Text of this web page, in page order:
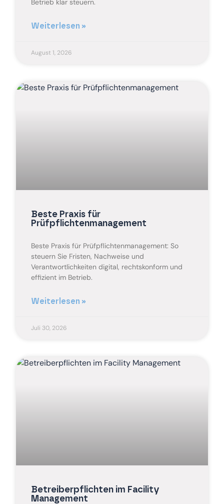
Betrieb klar steuern.
Weiterlesen »
August 1, 2026
Beste Praxis für
Prüfpflichtenmanagement
Beste Praxis für Prüfpflichtenmanagement: So
steuern Sie Fristen, Nachweise und
Verantwortlichkeiten digital, rechtskonform und
effizient im Betrieb.
Weiterlesen »
Juli 30, 2026
Betreiberpflichten im Facility
Management